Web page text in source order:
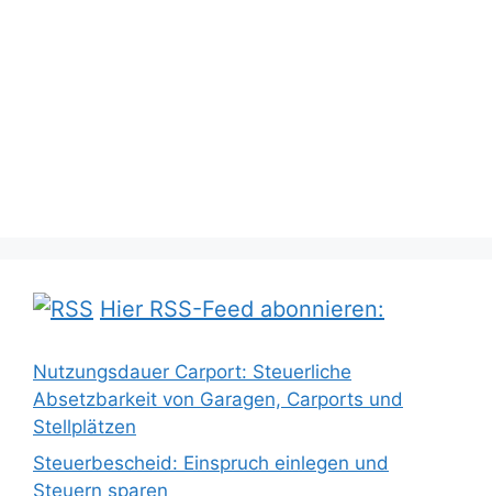
Hier RSS-Feed abonnieren:
Nutzungsdauer Carport: Steuerliche
Absetzbarkeit von Garagen, Carports und
Stellplätzen
Steuerbescheid: Einspruch einlegen und
Steuern sparen